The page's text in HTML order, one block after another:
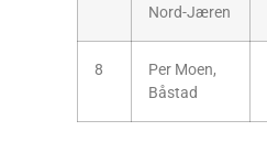
Nord-Jæren
8
Per Moen,
Båstad